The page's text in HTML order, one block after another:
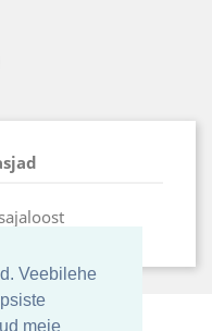
Veebilehe
meie